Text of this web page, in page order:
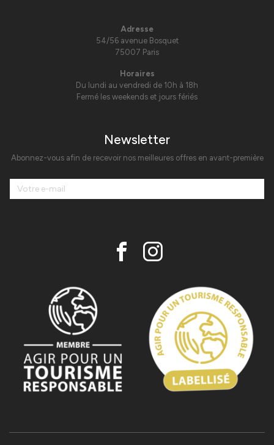
Adresse
54/56 avenue Bosquet
75007 Paris
Horaires
Du lundi au vendredi de 10h à 18h
Fermé les weekends et jours fériés
Newsletter
Abonnez-vous afin de recevoir nos meilleures offres en avant-première